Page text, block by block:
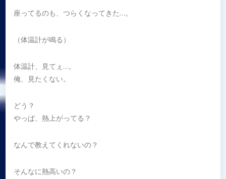
座ってるのも、つらくなってきた…。
（体温計が鳴る）
体温計、見てぇ…。
俺、見たくない。
どう？
やっぱ、熱上がってる？
なんで教えてくれないの？
そんなに熱高いの？